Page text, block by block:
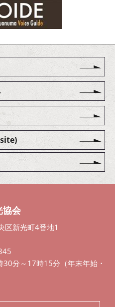
協会
区新光町4番地1
分～17時15分（年末年始・